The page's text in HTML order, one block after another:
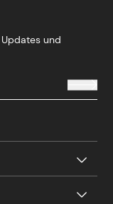
Updates und